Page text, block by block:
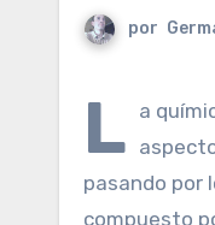
por
L a
pasando por
compuesto